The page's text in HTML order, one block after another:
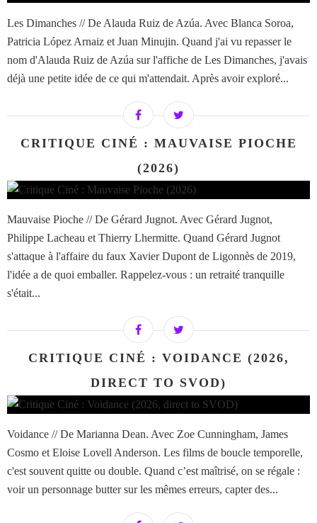
Les Dimanches // De Alauda Ruiz de Azúa. Avec Blanca Soroa,
Patricia López Arnaiz et Juan Minujin. Quand j'ai vu repasser le
nom d'Alauda Ruiz de Azúa sur l'affiche de Les Dimanches, j'avais
déjà une petite idée de ce qui m'attendait. Après avoir exploré...
CRITIQUE CINÉ : MAUVAISE PIOCHE
(2026)
Mauvaise Pioche // De Gérard Jugnot. Avec Gérard Jugnot,
Philippe Lacheau et Thierry Lhermitte. Quand Gérard Jugnot
s'attaque à l'affaire du faux Xavier Dupont de Ligonnès de 2019,
l'idée a de quoi emballer. Rappelez-vous : un retraité tranquille
s'était...
CRITIQUE CINÉ : VOIDANCE (2026,
DIRECT TO SVOD)
Voidance // De Marianna Dean. Avec Zoe Cunningham, James
Cosmo et Eloise Lovell Anderson. Les films de boucle temporelle,
c'est souvent quitte ou double. Quand c’est maîtrisé, on se régale :
voir un personnage butter sur les mêmes erreurs, capter des...